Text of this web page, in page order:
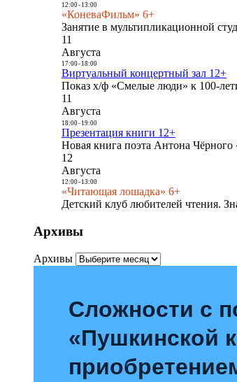
12:00- 13:00
«КоневаФильм» 6+
Занятие в мультипликационной
11
Августа
17:00- 18:00
Виртуальный концертный зал 12+
Показ х/ф «Смелые люди» к 100-
11
Августа
18:00- 19:00
Презентация книги 12+
Новая книга поэта Антона
12
Августа
12:00- 13:00
«Читающая лошадка» 6+
Детский клуб любителей чтения.
Архивы
Архивы
Сложности с
«Пушкинской